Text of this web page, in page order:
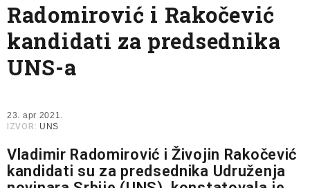
Propaganda Lokalni mediji
Informer Slavko Ćuruvija
Radomirović i Rakočević
kandidati za predsednika
UNS-a
23. apr 2021.
IZVOR: UNS
Vladimir Radomirović i Živojin Rakočević
kandidati su za predsednika Udruženja